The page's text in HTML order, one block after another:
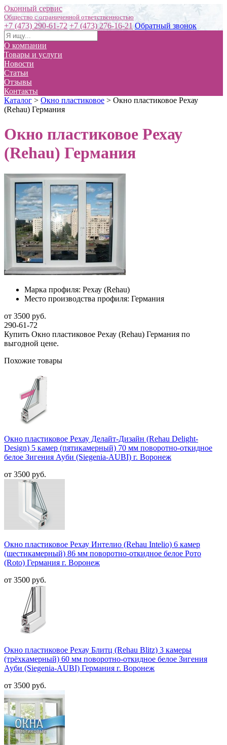
Оконный сервис
+7 (473) 290-61-72 +7 (473) 276-16-21 Обратный звонок
О компании
Товары и услуги
Новости
Статьи
Отзывы
Контакты
Каталог > Окно пластиковое > Окно пластиковое Рехау
(Rehau) Германия
Окно пластиковое Рехау
(Rehau) Германия
Марка профиля: Рехау (Rehau)
Место производства профиля: Германия
от 3500 руб.
290-61-72
Купить Окно пластиковое Рехау (Rehau) Германия по
выгодной цене.
Похожие товары
Окно пластиковое Рехау Делайт-Дизайн (Rehau Delight-
Design) 5 камер (пятикамерный) 70 мм поворотно-откидное
белое Зигения Ауби (Siegenia-AUBI) г. Воронеж
от 3500 руб.
Окно пластиковое Рехау Интелио (Rehau Intelio) 6 камер
(шестикамерный) 86 мм поворотно-откидное белое Рото
(Roto) Германия г. Воронеж
от 3500 руб.
Окно пластиковое Рехау Блитц (Rehau Blitz) 3 камеры
(трёхкамерный) 60 мм поворотно-откидное белое Зигения
Ауби (Siegenia-AUBI) Германия г. Воронеж
от 3500 руб.